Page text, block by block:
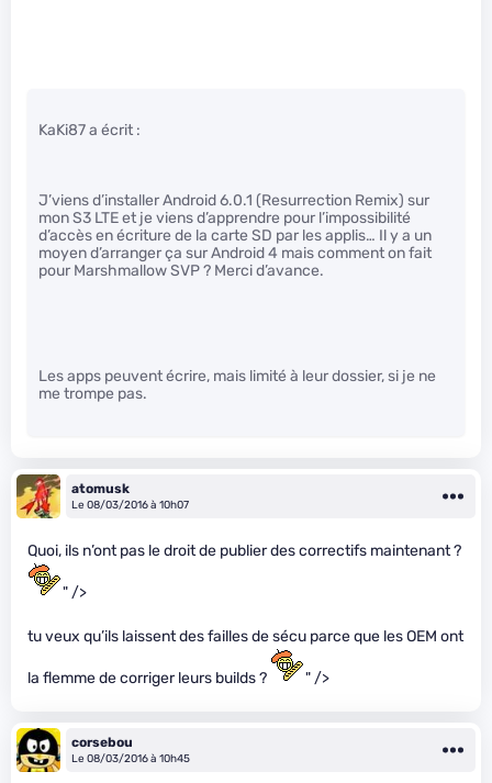
KaKi87 a écrit :
J’viens d’installer Android 6.0.1 (Resurrection Remix) sur
mon S3 LTE et je viens d’apprendre pour l’impossibilité
d’accès en écriture de la carte SD par les applis… Il y a un
moyen d’arranger ça sur Android 4 mais comment on fait
pour Marshmallow SVP ? Merci d’avance.
Les apps peuvent écrire, mais limité à leur dossier, si je ne
me trompe pas.
atomusk
Le 08/03/2016 à 10h07
Quoi, ils n’ont pas le droit de publier des correctifs maintenant ?
" />
tu veux qu’ils laissent des failles de sécu parce que les OEM ont
la flemme de corriger leurs builds ? " />
corsebou
Le 08/03/2016 à 10h45